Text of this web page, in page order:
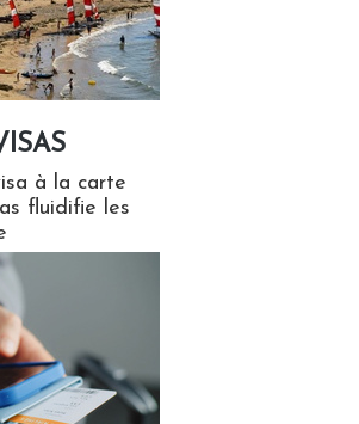
à la carte
fluidifie les